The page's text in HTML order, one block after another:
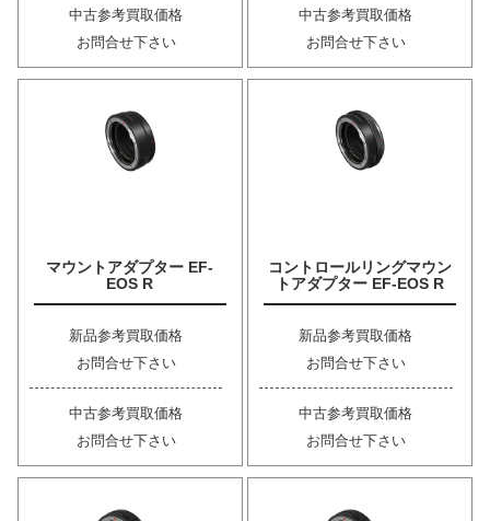
中古参考買取価格
お問合せ下さい
中古参考買取価格
お問合せ下さい
マウントアダプター EF-
EOS R
新品参考買取価格
お問合せ下さい
中古参考買取価格
お問合せ下さい
コントロールリングマウン
トアダプター EF-EOS R
新品参考買取価格
お問合せ下さい
中古参考買取価格
お問合せ下さい